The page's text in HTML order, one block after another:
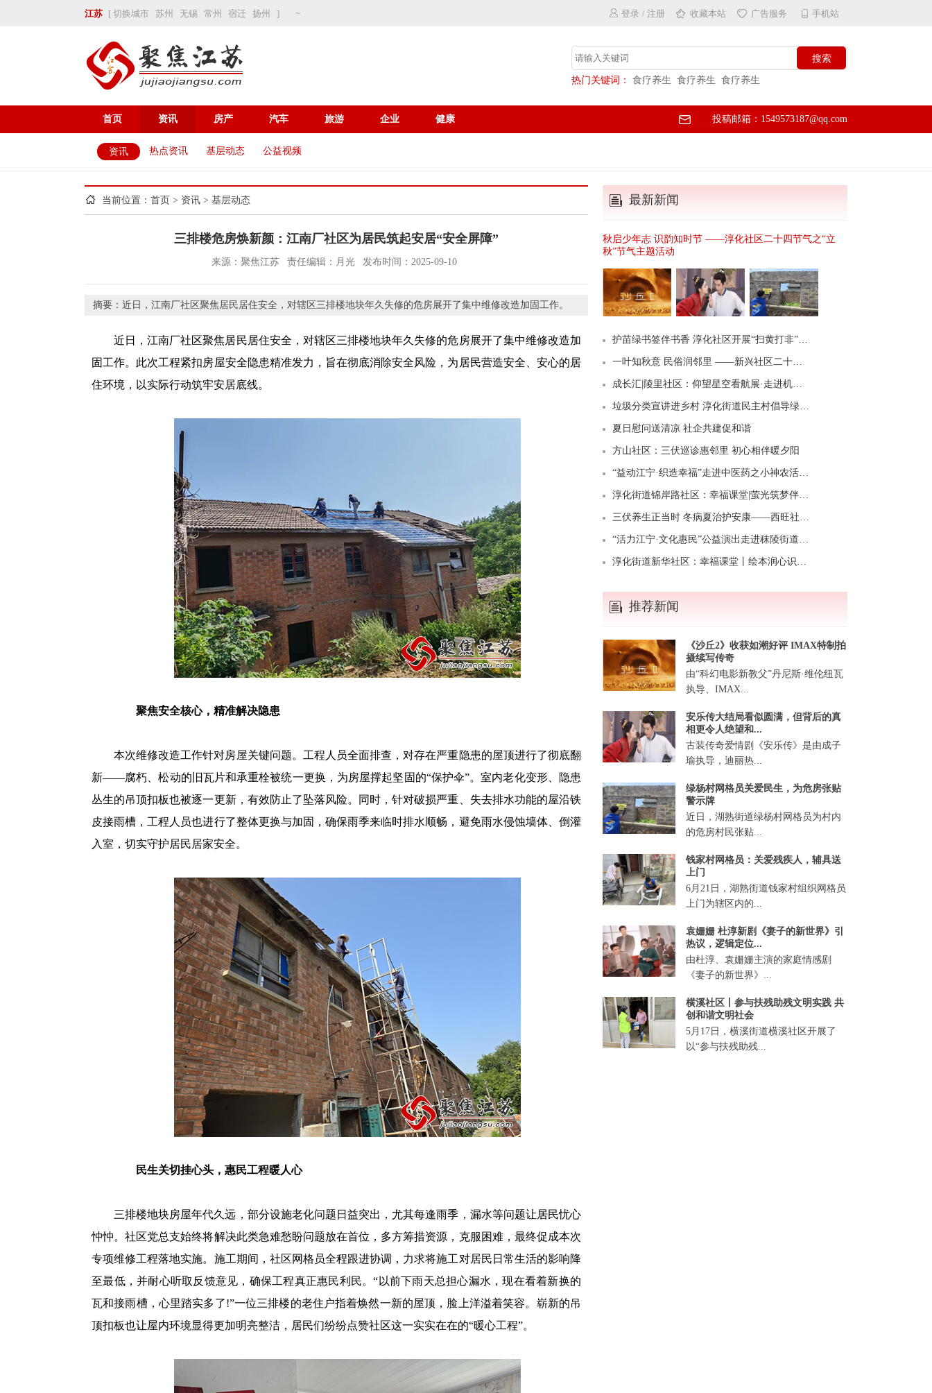
江苏 [ 切换城市 苏州 无锡 常州 宿迁 扬州 ] ~ 登录 / 注册 收藏本站 广告服务 手机站
热门关键词： 食疗养生 食疗养生 食疗养生
首页 资讯 房产 汽车 旅游 企业 健康 投稿邮箱：1549573187@qq.com
资讯 热点资讯 基层动态 公益视频
当前位置： 首页 > 资讯 > 基层动态
三排楼危房焕新颜：江南厂社区为居民筑起安居“安全屏障”
来源：聚焦江苏 责任编辑：月光 发布时间：2025-09-10
摘要：近日，江南厂社区聚焦居民居住安全，对辖区三排楼地块年久失修的危房展开了集中维修改造加固工作。
近日，江南厂社区聚焦居民居住安全，对辖区三排楼地块年久失修的危房展开了集中维修改造加
固工作。此次工程紧扣房屋安全隐患精准发力，旨在彻底消除安全风险，为居民营造安全、安心的居
住环境，以实际行动筑牢安居底线。
聚焦安全核心，精准解决隐患
本次维修改造工作针对房屋关键问题。工程人员全面排查，对存在严重隐患的屋顶进行了彻底翻
新——腐朽、松动的旧瓦片和承重栓被统一更换，为房屋撑起坚固的“保护伞”。室内老化变形、隐患
丛生的吊顶扣板也被逐一更新，有效防止了坠落风险。同时，针对破损严重、失去排水功能的屋沿铁
皮接雨槽，工程人员也进行了整体更换与加固，确保雨季来临时排水顺畅，避免雨水侵蚀墙体、倒灌
入室，切实守护居民居家安全。
民生关切挂心头，惠民工程暖人心
三排楼地块房屋年代久远，部分设施老化问题日益突出，尤其每逢雨季，漏水等问题让居民忧心
忡忡。社区党总支始终将解决此类急难愁盼问题放在首位，多方筹措资源，克服困难，最终促成本次
专项维修工程落地实施。施工期间，社区网格员全程跟进协调，力求将施工对居民日常生活的影响降
至最低，并耐心听取反馈意见，确保工程真正惠民利民。“以前下雨天总担心漏水，现在看着新换的
瓦和接雨槽，心里踏实多了!”一位三排楼的老住户指着焕然一新的屋顶，脸上洋溢着笑容。崭新的吊
顶扣板也让屋内环境显得更加明亮整洁，居民们纷纷点赞社区这一实实在在的“暖心工程”。
最新新闻
秋启少年志 识韵知时节 ——淳化社区二十四节气之“立
秋”节气主题活动
护苗绿书签伴书香 淳化社区开展“扫黄打非”主题阅读活动
一叶知秋意 民俗润邻里 ——新兴社区二十四节气之“立秋”节气主题活动
成长汇|陵里社区：仰望星空看航展·走进机御探科技
垃圾分类宣讲进乡村 淳化街道民主村倡导绿色新风尚
夏日慰问送清凉 社企共建促和谐
方山社区：三伏巡诊惠邻里 初心相伴暖夕阳
“益动江宁·织造幸福”走进中医药之小神农活动在观音殿村举行
淳化街道锦岸路社区：幸福课堂|萤光筑梦伴夏行 锦岸缤纷成长季
三伏养生正当时 冬病夏治护安康——西旺社区开展中医健康养生科普讲座
“活力江宁·文化惠民”公益演出走进秣陵街道凤凰村
淳化街道新华社区：幸福课堂丨绘本润心识情绪 阳光相伴共成长
推荐新闻
《沙丘2》收获如潮好评 IMAX特制拍
摄续写传奇
由“科幻电影新教父”丹尼斯·维伦纽瓦
执导、IMAX...
安乐传大结局看似圆满，但背后的真
相更令人绝望和...
古装传奇爱情剧《安乐传》是由成子
瑜执导，迪丽热...
绿杨村网格员关爱民生，为危房张贴
警示牌
近日，湖熟街道绿杨村网格员为村内
的危房村民张贴...
钱家村网格员：关爱残疾人，辅具送
上门
6月21日，湖熟街道钱家村组织网格员
上门为辖区内的...
袁姗姗 杜淳新剧《妻子的新世界》引
热议，逻辑定位...
由杜淳、袁姗姗主演的家庭情感剧
《妻子的新世界》...
横溪社区丨参与扶残助残文明实践 共
创和谐文明社会
5月17日，横溪街道横溪社区开展了
以“参与扶残助残...